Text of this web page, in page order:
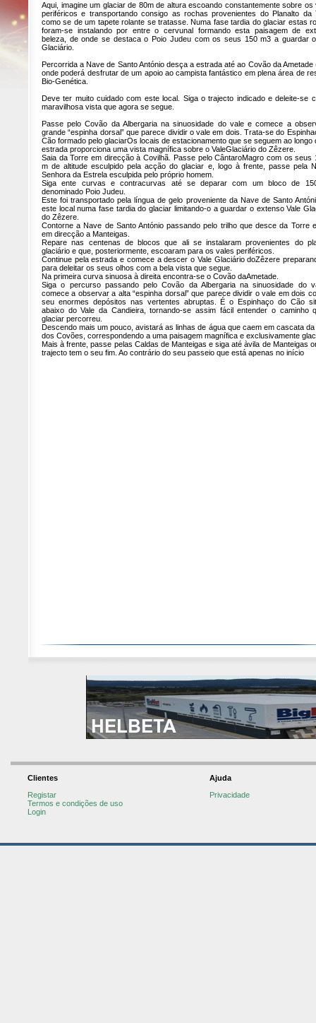
Aqui, imagine um glaciar de 80m de altura escoando constantemente sobre os
periféricos e transportando consigo as rochas provenientes do Planalto da
como se de um tapete rolante se tratasse. Numa fase tardia do glaciar estas
foram-se instalando por entre o cervunal formando esta paisagem de
beleza, de onde se destaca o Poio Judeu com os seus 150 m3 a guardar
Glaciário.
Percorrida a Nave de Santo António desça a estrada até ao Covão da Ametade
onde poderá desfrutar de um apoio ao campista fantástico em plena área de
Bio-Genética.
Deve ter muito cuidado com este local. Siga o trajecto indicado e deleite-se
maravilhosa vista que agora se segue.
Passe pelo Covão da Albergaria na sinuosidade do vale e comece a
grande “espinha dorsal” que parece dividir o vale em dois. Trata-se do
Cão formado pelo glaciarOs locais de estacionamento que se seguem ao longo
estrada proporciona uma vista magnífica sobre o ValeGlaciário do Zêzere.
Saia da Torre em direcção à Covilhã. Passe pelo CântaroMagro com os seus
m de altitude esculpido pela acção do glaciar e, logo à frente, passe pela
Senhora da Estrela esculpida pelo próprio homem.
Siga ente curvas e contracurvas até se deparar com um bloco de
denominado Poio Judeu.
Este foi transportado pela língua de gelo proveniente da Nave de Santo
este local numa fase tardia do glaciar limitando-o a guardar o extenso Vale
do Zêzere.
Contorne a Nave de Santo António passando pelo trilho que desce da Torre
em direcção a Manteigas.
Repare nas centenas de blocos que ali se instalaram provenientes do
glaciário e que, posteriormente, escoaram para os vales periféricos.
Continue pela estrada e comece a descer o Vale Glaciário doZêzere
para deleitar os seus olhos com a bela vista que segue.
Na primeira curva sinuosa à direita encontra-se o Covão daAmetade.
Siga o percurso passando pelo Covão da Albergaria na sinuosidade do
comece a observar a alta “espinha dorsal” que parece dividir o vale em dois
seu enormes depósitos nas vertentes abruptas. É o Espinhaço do Cão
abaixo do Vale da Candieira, tornando-se assim fácil entender o caminho
glaciar percorreu.
Descendo mais um pouco, avistará as linhas de água que caem em cascata
dos Covões, correspondendo a uma paisagem magnífica e exclusivamente
Mais à frente, passe pelas Caldas de Manteigas e siga até àvila de Manteigas
trajecto tem o seu fim. Ao contrário do seu passeio que está apenas no início
Clientes
Registar
Termos e condições de uso
Login
Ajuda
Privacidade